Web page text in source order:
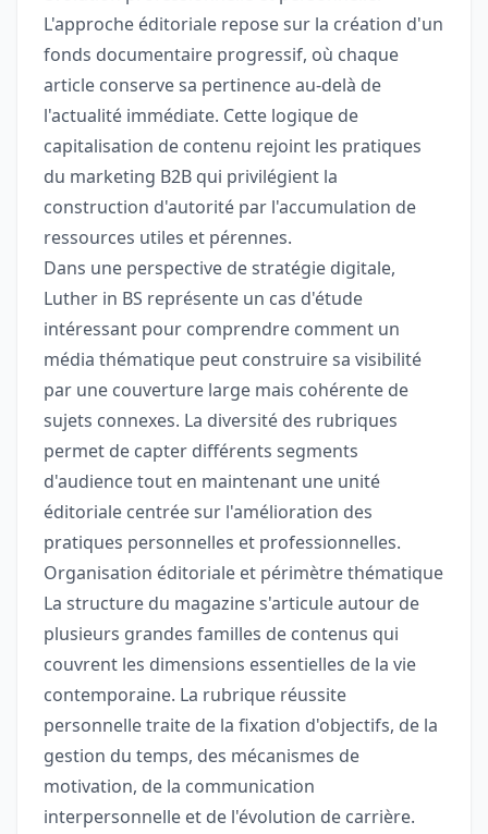
L'approche éditoriale repose sur la création d'un
fonds documentaire progressif, où chaque
article conserve sa pertinence au-delà de
l'actualité immédiate. Cette logique de
capitalisation de contenu rejoint les pratiques
du marketing B2B qui privilégient la
construction d'autorité par l'accumulation de
ressources utiles et pérennes.
Dans une perspective de stratégie digitale,
Luther in BS représente un cas d'étude
intéressant pour comprendre comment un
média thématique peut construire sa visibilité
par une couverture large mais cohérente de
sujets connexes. La diversité des rubriques
permet de capter différents segments
d'audience tout en maintenant une unité
éditoriale centrée sur l'amélioration des
pratiques personnelles et professionnelles.
Organisation éditoriale et périmètre thématique
La structure du magazine s'articule autour de
plusieurs grandes familles de contenus qui
couvrent les dimensions essentielles de la vie
contemporaine. La rubrique réussite
personnelle traite de la fixation d'objectifs, de la
gestion du temps, des mécanismes de
motivation, de la communication
interpersonnelle et de l'évolution de carrière.